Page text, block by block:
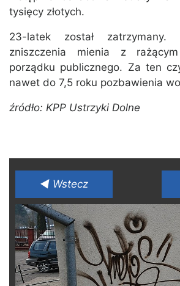
tysięcy złotych.
23-latek został zatrzymany.
zniszczenia mienia z rażącym
porządku publicznego. Za ten
nawet do 7,5 roku pozbawienia
źródło: KPP Ustrzyki Dolne
◄ Wstecz